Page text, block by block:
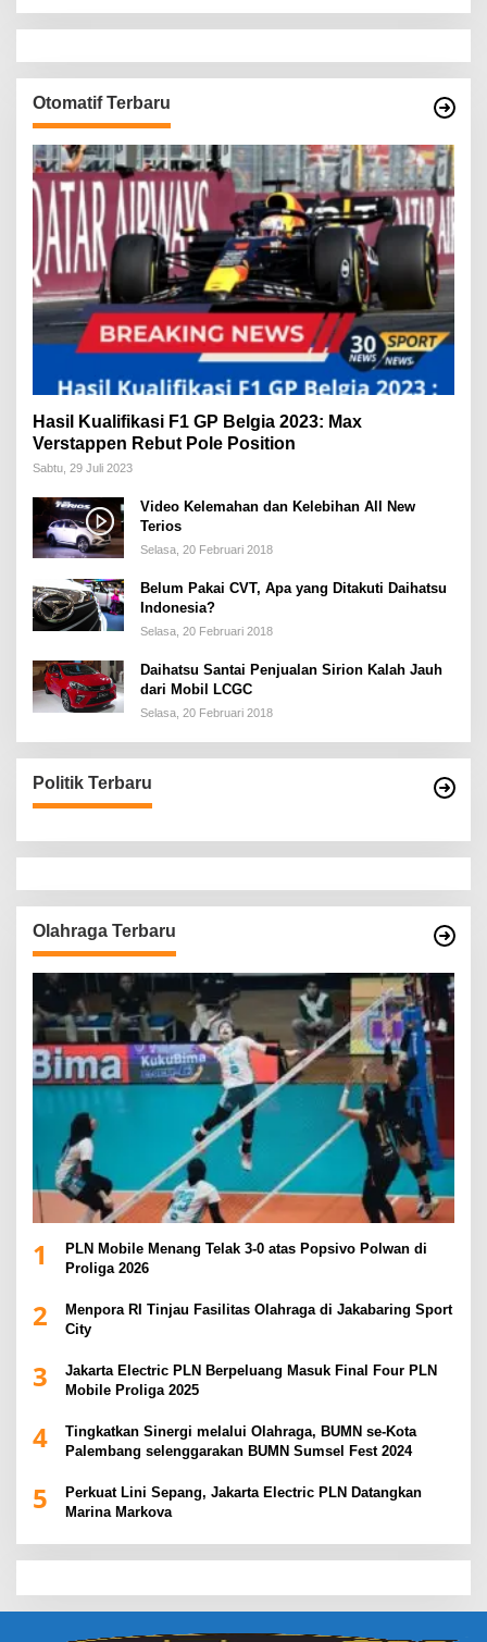
Otomatif Terbaru
Hasil Kualifikasi F1 GP Belgia 2023: Max
Verstappen Rebut Pole Position
Sabtu, 29 Juli 2023
Video Kelemahan dan Kelebihan All New
Terios
Selasa, 20 Februari 2018
Belum Pakai CVT, Apa yang Ditakuti Daihatsu
Indonesia?
Selasa, 20 Februari 2018
Daihatsu Santai Penjualan Sirion Kalah Jauh
dari Mobil LCGC
Selasa, 20 Februari 2018
Politik Terbaru
Olahraga Terbaru
1
PLN Mobile Menang Telak 3-0 atas Popsivo Polwan di
Proliga 2026
2
Menpora RI Tinjau Fasilitas Olahraga di Jakabaring Sport
City
3
Jakarta Electric PLN Berpeluang Masuk Final Four PLN
Mobile Proliga 2025
4
Tingkatkan Sinergi melalui Olahraga, BUMN se-Kota
Palembang selenggarakan BUMN Sumsel Fest 2024
5
Perkuat Lini Sepang, Jakarta Electric PLN Datangkan
Marina Markova
slot demo